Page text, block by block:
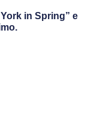
in Spring” e